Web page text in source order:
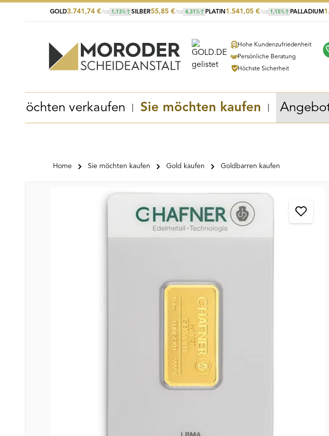
Zum Hauptinhalt springen
Zur Suche springen
Zur Hauptnavigation springen
GOLD3.741,74 €/oz 1,13% SILBER55,85 €/oz 4,31 % PLATIN 1.541,05 €/oz 1,15% PALLADIUM
Hohe Kundenzufriedenheit
Persönliche Beratung
Höchste Sicherheit
möchten verkaufen Sie möchten kaufen
Home Sie möchten kaufen Gold kaufen Goldbarren kaufen
Bildergalerie überspringen